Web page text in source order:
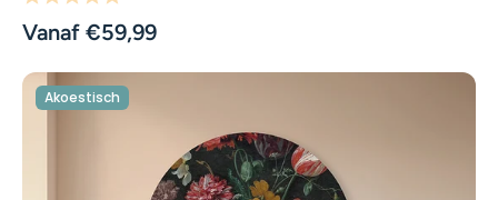
Vanaf €59,99
Akoestisch